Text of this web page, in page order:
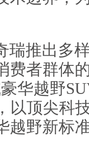
瑞推出多
费者群体
华越野
以顶尖科
越野新标